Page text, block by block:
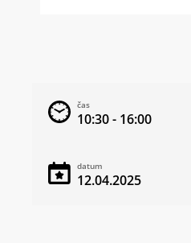
čas
10:30 - 16:00
datum
12.04.2025